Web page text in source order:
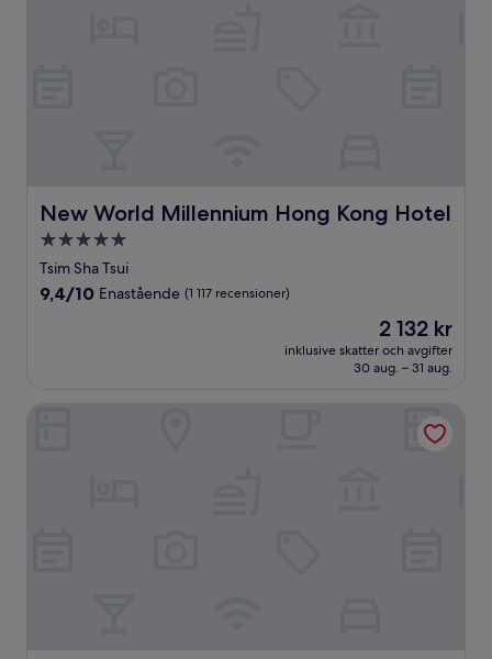
New World Millennium Hong Kong Hotel
New World Millennium Hong Kong Hotel
5.0-
stjärnigt
boende
Tsim Sha Tsui
9.4
9,4/10 Enastående (1 117 recensioner)
Priset
är
2 132 kr
2 132 kr
inklusive skatter och avgifter
30 aug. – 31 aug.